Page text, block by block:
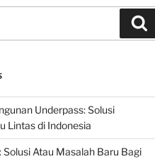
Underpass: Solusi
Lintas di Indonesia
Solusi Atau Masalah Baru Bagi